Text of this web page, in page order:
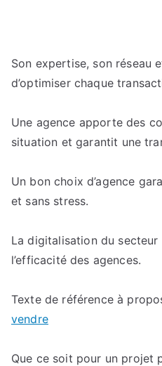
Son expertise, son réseau
d’optimiser chaque
Une agence apporte des
situation et garantit une
Un bon choix d’agence
et sans stress.
La digitalisation du
l’efficacité des agences.
Texte de référence à
vendre
Que ce soit pour un projet